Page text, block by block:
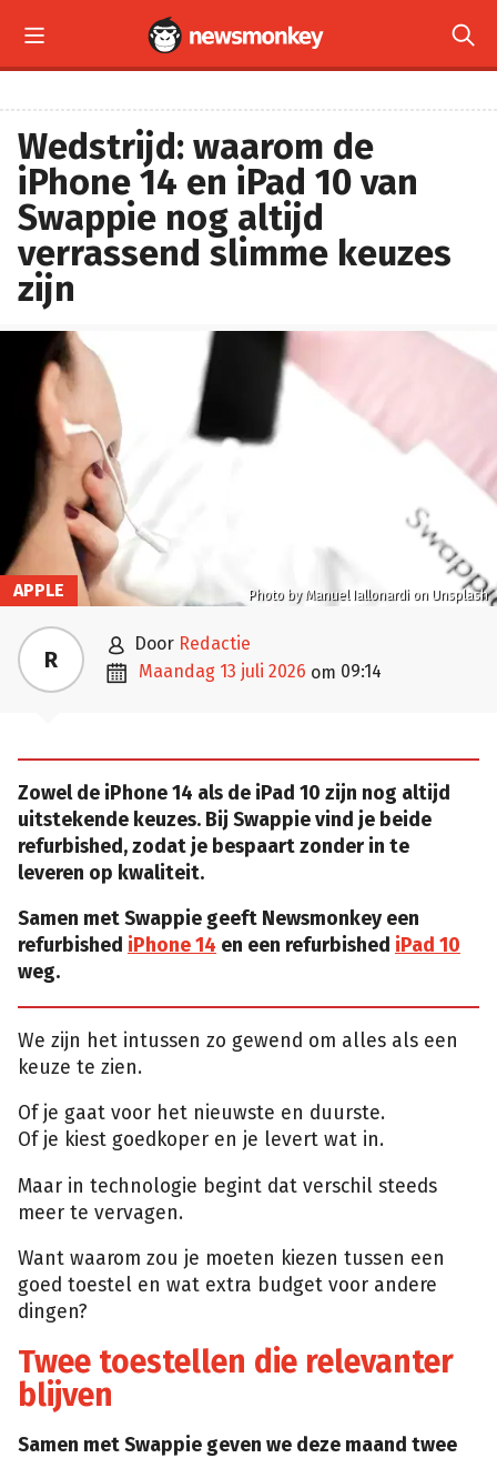
 
Wedstrijd: waarom de
iPhone 14 en iPad 10 van
Swappie nog altijd
verrassend slimme keuzes
zijn
Photo by Manuel Iallonardi on Unsplash
APPLE
R  door Redactie
 maandag 13 juli 2026 om 09:14
Zowel de iPhone 14 als de iPad 10 zijn nog altijd
uitstekende keuzes. Bij Swappie vind je beide
refurbished, zodat je bespaart zonder in te
leveren op kwaliteit.
Samen met Swappie geeft Newsmonkey een
refurbished iPhone 14 en een refurbished iPad 10
weg.
We zijn het intussen zo gewend om alles als een
keuze te zien.
Of je gaat voor het nieuwste en duurste.
Of je kiest goedkoper en je levert wat in.
Maar in technologie begint dat verschil steeds
meer te vervagen.
Want waarom zou je moeten kiezen tussen een
goed toestel en wat extra budget voor andere
dingen?
Twee toestellen die relevanter
blijven
Samen met Swappie geven we deze maand twee